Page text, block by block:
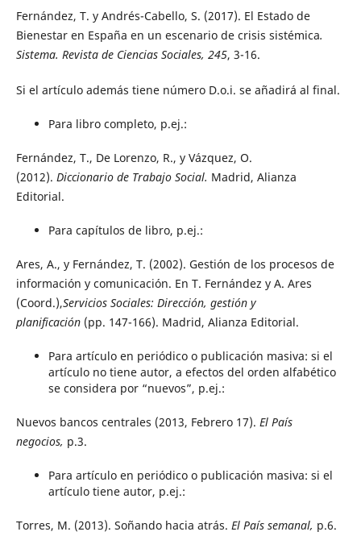
Fernández, T. y Andrés-Cabello, S. (2017). El Estado de
Bienestar en España en un escenario de crisis sistémica.
Sistema. Revista de Ciencias Sociales, 245, 3-16.
Si el artículo además tiene número D.o.i. se añadirá al final.
Para libro completo, p.ej.:
Fernández, T., De Lorenzo, R., y Vázquez, O.
(2012). Diccionario de Trabajo Social. Madrid, Alianza
Editorial.
Para capítulos de libro, p.ej.:
Ares, A., y Fernández, T. (2002). Gestión de los procesos de
información y comunicación. En T. Fernández y A. Ares
(Coord.),Servicios Sociales: Dirección, gestión y
planificación (pp. 147-166). Madrid, Alianza Editorial.
Para artículo en periódico o publicación masiva: si el
artículo no tiene autor, a efectos del orden alfabético
se considera por “nuevos”, p.ej.:
Nuevos bancos centrales (2013, Febrero 17). El País
negocios, p.3.
Para artículo en periódico o publicación masiva: si el
artículo tiene autor, p.ej.:
Torres, M. (2013). Soñando hacia atrás. El País semanal, p.6.